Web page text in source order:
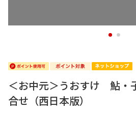
1 2
＜お中元＞うおすけ 鮎・
合せ（西日本版）